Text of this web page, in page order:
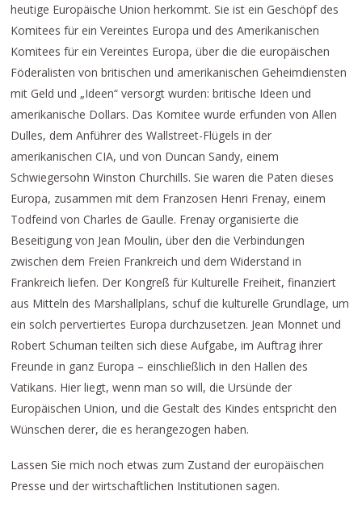
heutige Europäische Union herkommt. Sie ist ein Geschöpf des
Komitees für ein Vereintes Europa und des Amerikanischen
Komitees für ein Vereintes Europa, über die die europäischen
Föderalisten von britischen und amerikanischen Geheimdiensten
mit Geld und „Ideen“ versorgt wurden: britische Ideen und
amerikanische Dollars. Das Komitee wurde erfunden von Allen
Dulles, dem Anführer des Wallstreet-Flügels in der
amerikanischen CIA, und von Duncan Sandy, einem
Schwiegersohn Winston Churchills. Sie waren die Paten dieses
Europa, zusammen mit dem Franzosen Henri Frenay, einem
Todfeind von Charles de Gaulle. Frenay organisierte die
Beseitigung von Jean Moulin, über den die Verbindungen
zwischen dem Freien Frankreich und dem Widerstand in
Frankreich liefen. Der Kongreß für Kulturelle Freiheit, finanziert
aus Mitteln des Marshallplans, schuf die kulturelle Grundlage, um
ein solch pervertiertes Europa durchzusetzen. Jean Monnet und
Robert Schuman teilten sich diese Aufgabe, im Auftrag ihrer
Freunde in ganz Europa – einschließlich in den Hallen des
Vatikans. Hier liegt, wenn man so will, die Ursünde der
Europäischen Union, und die Gestalt des Kindes entspricht den
Wünschen derer, die es herangezogen haben.
Lassen Sie mich noch etwas zum Zustand der europäischen
Presse und der wirtschaftlichen Institutionen sagen.